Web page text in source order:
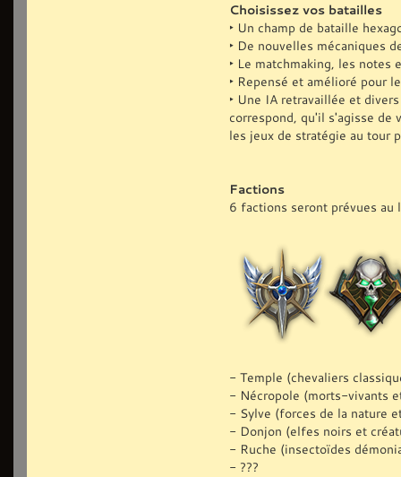
Choisissez vos batailles
‣ Un champ de bataille
‣ De nouvelles mécaniques
‣ Le matchmaking, les notes
‣ Repensé et amélioré pour
‣ Une IA retravaillée et
correspond, qu'il s'agisse de
les jeux de stratégie au tour
Factions
6 factions seront prévues au
- Temple (chevaliers
- Nécropole (morts-vivants
- Sylve (forces de la nature
- Donjon (elfes noirs et
- Ruche (insectoïdes
- ???